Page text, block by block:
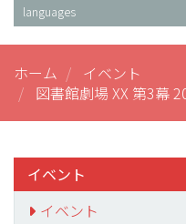
languages
ホーム
イベント
図書館劇場 XX 第3幕
イベント
イベント